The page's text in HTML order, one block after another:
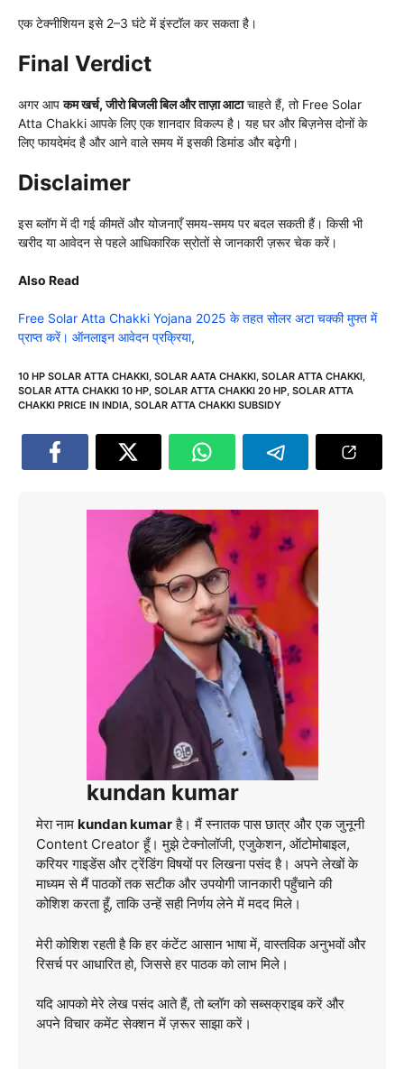
एक टेक्नीशियन इसे 2–3 घंटे में इंस्टॉल कर सकता है।
Final Verdict
अगर आपकम खर्च, जीरो बिजली बिल और ताज़ा आटाचाहते हैं, तो Free Solar
Atta Chakki आपके लिए एक शानदार विकल्प है। यह घर और बिज़नेस दोनों के
लिए फायदेमंद है और आने वाले समय में इसकी डिमांड और बढ़ेगी।
Disclaimer
इस ब्लॉग में दी गई कीमतें और योजनाएँ समय-समय पर बदल सकती हैं। किसी भी
खरीद या आवेदन से पहले आधिकारिक स्रोतों से जानकारी ज़रूर चेक करें।
Also Read
Free Solar Atta Chakki Yojana 2025 के तहत सोलर अटा चक्की मुफ्त में
प्राप्त करें। ऑनलाइन आवेदन प्रक्रिया,
10 HP SOLAR ATTA CHAKKI, SOLAR AATA CHAKKI, SOLAR ATTA CHAKKI,
SOLAR ATTA CHAKKI 10 HP, SOLAR ATTA CHAKKI 20 HP, SOLAR ATTA
CHAKKI PRICE IN INDIA, SOLAR ATTA CHAKKI SUBSIDY
kundan kumar
मेरा नाम kundan kumarहै। मैं स्नातक पास छात्र और एक जुनूनी
Content Creator हूँ। मुझे टेक्नोलॉजी, एजुकेशन, ऑटोमोबाइल,
करियर गाइडेंस और ट्रेंडिंग विषयों पर लिखना पसंद है। अपने लेखों के
माध्यम से मैं पाठकों तक सटीक और उपयोगी जानकारी पहुँचाने की
कोशिश करता हूँ, ताकि उन्हें सही निर्णय लेने में मदद मिले।
मेरी कोशिश रहती है कि हर कंटेंट आसान भाषा में, वास्तविक अनुभवों और
रिसर्च पर आधारित हो, जिससे हर पाठक को लाभ मिले।
यदि आपको मेरे लेख पसंद आते हैं, तो ब्लॉग को सब्सक्राइब करें और
अपने विचार कमेंट सेक्शन में ज़रूर साझा करें।